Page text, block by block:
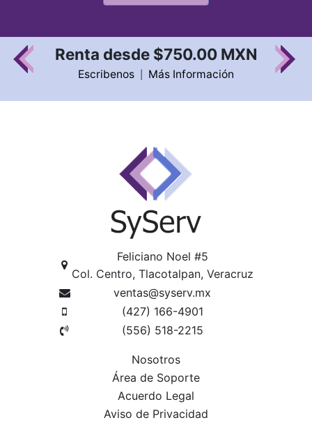
Renta desde $750.00 MXN
Escribenos Más Información
Feliciano Noel #5
Col. Centro, Tlacotalpan, Veracruz
ventas@syserv.mx
(427) 166-4901
(556) 518-2215
Nosotros
Área de Soporte
Acuerdo Legal
Aviso de Privacidad